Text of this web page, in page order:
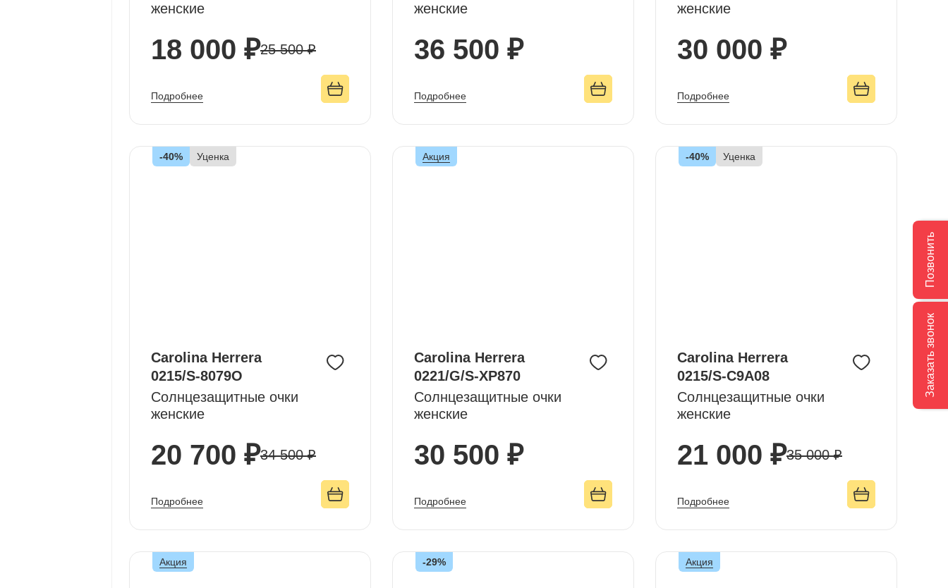
женские
18 000 ₽25 500 ₽
Подробнее
женские
36 500 ₽
Подробнее
женские
30 000 ₽
Подробнее
Carolina Herrera
0215/S-8079O
Солнцезащитные очки
женские
20 700 ₽34 500 ₽
Подробнее
-40% Уценка
Carolina Herrera
0221/G/S-XP870
Солнцезащитные очки
женские
30 500 ₽
Подробнее
Акция
Carolina Herrera
0215/S-C9A08
Солнцезащитные очки
женские
21 000 ₽35 000 ₽
Подробнее
-40% Уценка
Акция -29% Акция
Заказать звонок
Позвонить